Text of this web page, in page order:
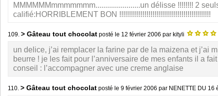
MMMMMMmmmmmmm.......................un délisse !!!!!!!! 2
califié:HORRIBLEMENT BON !!!!!!!!!!!!!!!!!!!!!!!!!!!!!!!!!!!!!!!!!!!!!!!
109. > Gâteau tout chocolat posté le 12 février 2006 par kityli
un delice, j’ai remplacer la farine par de la maizena et j’ai
beurre ! je les fait pour l’anniversaire de mes enfants il a
conseil : l’accompagner avec une creme anglaise
110. > Gâteau tout chocolat posté le 9 février 2006 par NENETTE DU 16